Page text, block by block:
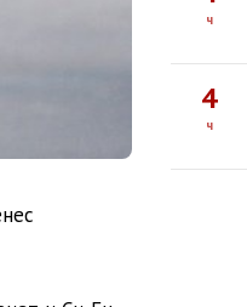
ч
4
ч